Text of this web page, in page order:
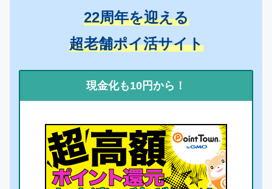
22周年を迎える
超老舗ポイ活サイト
現金化も10円から！